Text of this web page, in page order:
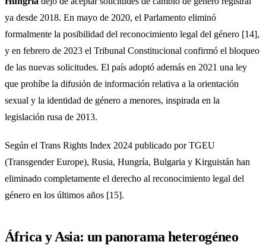
ya desde 2018. En mayo de 2020, el Parlamento eliminó
formalmente la posibilidad del reconocimiento legal del género [14],
y en febrero de 2023 el Tribunal Constitucional confirmó el bloqueo
de las nuevas solicitudes. El país adoptó además en 2021 una ley
que prohíbe la difusión de información relativa a la orientación
sexual y la identidad de género a menores, inspirada en la
legislación rusa de 2013.
Según el Trans Rights Index 2024 publicado por TGEU
(Transgender Europe), Rusia, Hungría, Bulgaria y Kirguistán han
eliminado completamente el derecho al reconocimiento legal del
género en los últimos años [15].
África y Asia: un panorama heterogéneo